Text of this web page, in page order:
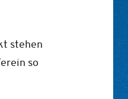
stehen
so